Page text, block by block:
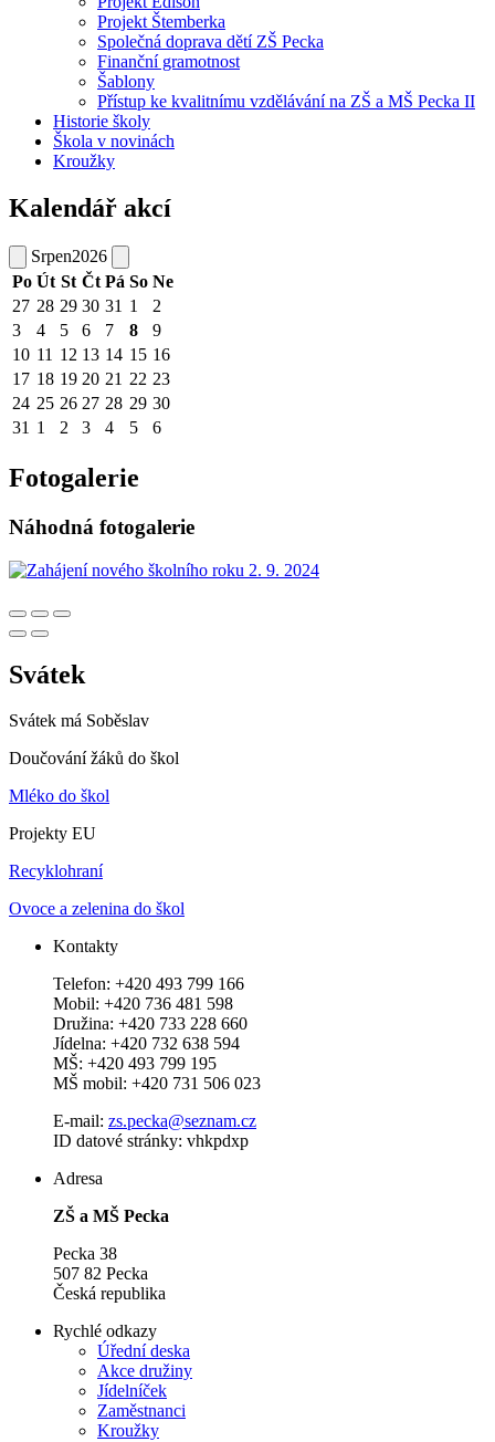
Projekt Štemberka
Společná doprava dětí ZŠ Pecka
Finanční gramotnost
Šablony
Přístup ke kvalitnímu vzdělávání na ZŠ a MŠ Pecka II
Historie školy
Škola v novinách
Kroužky
Kalendář akcí
Srpen2026
Po Út St Čt Pá So Ne
27 28 29 30 31 1
2
3
4 5 6 7 8
9
10 11 12 13 14 15 16
17 18 19 20 21 22 23
24 25 26 27 28 29 30
31 1 2 3 4 5 6
Fotogalerie
Náhodná fotogalerie
Svátek
Svátek má Soběslav
Doučování žáků do škol
Mléko do škol
Projekty EU
Recyklohraní
Ovoce a zelenina do škol
Kontakty
Telefon: +420 493 799 166
Mobil: +420 736 481 598
Družina: +420 733 228 660
Jídelna: +420 732 638 594
MŠ: +420 493 799 195
MŠ mobil: +420 731 506 023
E-mail: zs.pecka@seznam.cz
ID datové stránky: vhkpdxp
Adresa
ZŠ a MŠ Pecka
Pecka 38
507 82 Pecka
Česká republika
Rychlé odkazy
Úřední deska
Akce družiny
Jídelníček
Zaměstnanci
Kroužky